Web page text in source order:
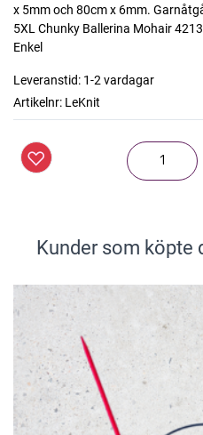
x 5mm och 80cm x 6mm.
5XL Chunky Ballerina Mohair
Enkel
Leveranstid: 1-2 vardagar
Artikelnr: LeKnit
Kunder som köpte